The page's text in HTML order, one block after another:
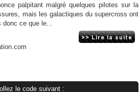
palpitant malgré quelques pilotes sur la
mais les galactiques du supercross ont
donc ce que le...
le code suivant :